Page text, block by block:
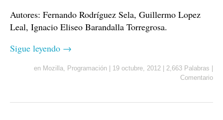
Autores: Fernando Rodríguez Sela, Guillermo Lopez
Leal, Ignacio Eliseo Barandalla Torregrosa.
Sigue leyendo →
en Mozilla, Programación 19 octubre, 2012 2,663 Palabras
Comentario